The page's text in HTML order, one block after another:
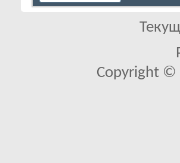
Copyright ©